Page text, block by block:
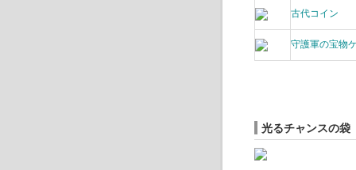
古代コイン
守護軍の宝物
光るチャンスの袋